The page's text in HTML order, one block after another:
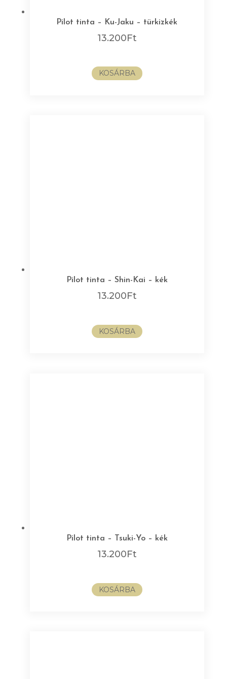
Pilot tinta – Ku-Jaku – türkizkék
13.200Ft
KOSÁRBA
Pilot tinta – Shin-Kai – kék
13.200Ft
KOSÁRBA
Pilot tinta – Tsuki-Yo – kék
13.200Ft
KOSÁRBA